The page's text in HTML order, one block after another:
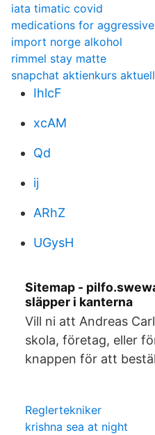
iata timatic covid
medications for
import norge alkohol
rimmel stay matte
snapchat aktienkurs aktuell
IhlcF
xcAM
Qd
ij
ARhZ
UGysH
Sitemap -
släpper i kanterna
Vill ni att Andreas
skola, företag, eller
knappen för att
Reglertekniker
krishna sea at night